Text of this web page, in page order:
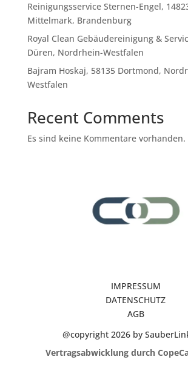
Reinigungsservice Sternen-Engel,
Mittelmark, Brandenburg
Royal Clean Gebäudereinigung &
Düren, Nordrhein-Westfalen
Bajram Hoskaj, 58135 Dortmond,
Westfalen
Recent Comments
Es sind keine Kommentare vorhanden.
IMPRESSUM
DATENSCHUTZ
AGB
@copyright 2026 by
Vertragsabwicklung durch